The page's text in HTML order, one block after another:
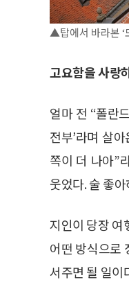
▲탑에서 바라본 ‘
고요함을 사랑
얼마 전 “폴란
전부’라며 살
쪽이 더 나아”
웃었다. 술 좋
지인이 당장 여
어떤 방식으로
서주면 될 일이